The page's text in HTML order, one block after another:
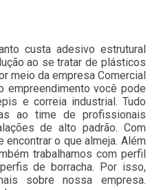
custa adesivo estrutural
ao se tratar de plásticos
meio da empresa Comercial
empreendimento você pode
e correia industrial. Tudo
ao time de profissionais
de alto padrão. Com
o que almeja. Além
trabalhamos com perfil
de borracha. Por isso,
sobre nossa empresa.